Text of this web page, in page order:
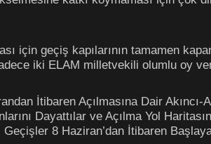
için geçiş kapılarının tamamen
iki ELAM milletvekili olumlu oy
İtibaren Açılmasına Dair Akıncı-
Dayattılar ve Açılma Yol
8 Haziran’dan İtibaren